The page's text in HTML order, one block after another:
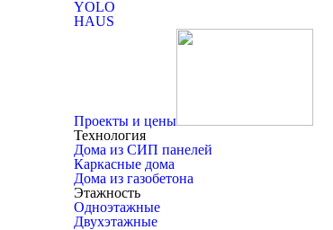
YOLO
HAUS
Проекты и цены
Технология
Дома из СИП панелей
Каркасные дома
Дома из газобетона
Этажность
Одноэтажные
Двухэтажные